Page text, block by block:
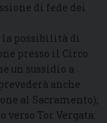
di fede dei
la possibilità di
presso il Circo
un sussidio a
anche
al Sacramento);
verso Tor Vergata: